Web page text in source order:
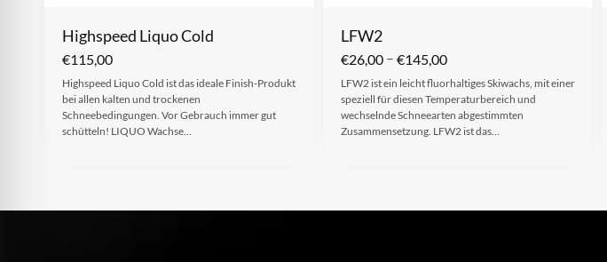
Highspeed Liquo Cold
€115,00
Highspeed Liquo Cold ist das ideale Finish-Produkt
bei allen kalten und trockenen
Schneebedingungen. Vor Gebrauch immer gut
schütteln! LIQUO Wachse…
LFW2
€26,00 – €145,00
LFW2 ist ein leicht fluorhaltiges Skiwachs, mit einer
speziell für diesen Temperaturbereich und
wechselnde Schneearten abgestimmten
Zusammensetzung. LFW2 ist das…